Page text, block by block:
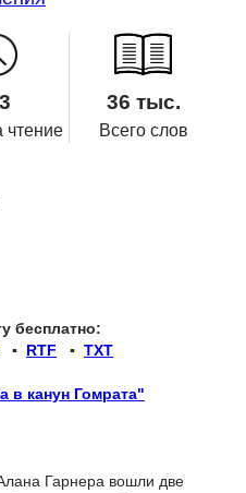
чтение
36 тыс.
Всего слов
бесплатно:
▪ RTF ▪ TXT
в канун Гомрата"
Гарнера вошли две